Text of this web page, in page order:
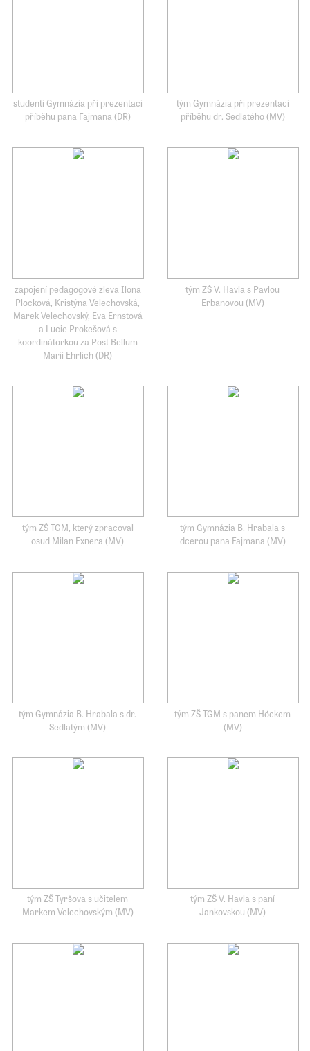
studenti Gymnázia při prezentaci
příběhu pana Fajmana (DR)
tým Gymnázia při prezentaci
příběhu dr. Sedlatého (MV)
zapojení pedagogové zleva Ilona
Plocková, Kristýna Velechovská,
Marek Velechovský, Eva Ernstová
a Lucie Prokešová s
koordinátorkou za Post Bellum
Marií Ehrlich (DR)
tým ZŠ V. Havla s Pavlou
Erbanovou (MV)
tým ZŠ TGM, který zpracoval
osud Milan Exnera (MV)
tým Gymnázia B. Hrabala s
dcerou pana Fajmana (MV)
tým Gymnázia B. Hrabala s dr.
Sedlatým (MV)
tým ZŠ TGM s panem Höckem
(MV)
tým ZŠ Tyršova s učitelem
Markem Velechovským (MV)
tým ZŠ V. Havla s paní
Jankovskou (MV)